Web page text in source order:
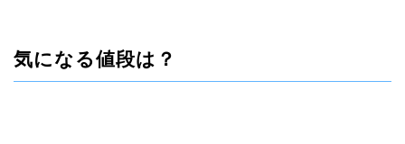
気になる値段は？